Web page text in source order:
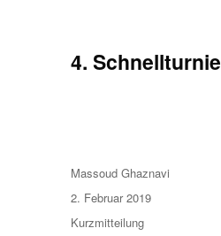
4.
Autor
Massoud Ghaznavi
Veröffentlicht
am
2. Februar 2019
Format
Kurzmitteilung